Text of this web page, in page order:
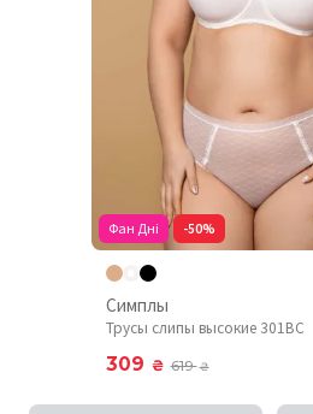
Фан Дні -50%
Симплы
Трусы слипы высокие 301BC
309 ₴ 619₴